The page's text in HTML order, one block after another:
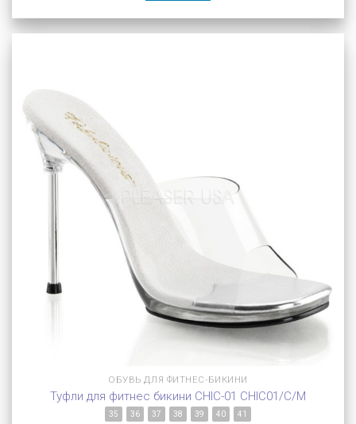
ОБУВЬ ДЛЯ ФИТНЕС-БИКИНИ
Туфли для фитнес бикини CHIC-01 CHIC01/C/M
35 36 37 38 39 40 41